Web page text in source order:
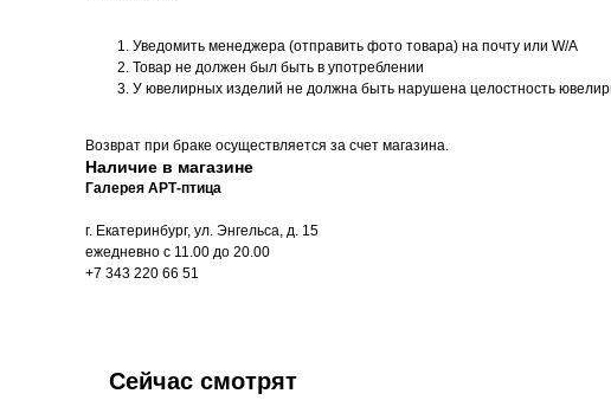
Уведомить менеджера (отправить фото товара) на почту или W/А
Товар не должен был быть в употреблении
У ювелирных изделий не должна быть нарушена целостность
Возврат при браке осуществляется за счет магазина.
Наличие в магазине
Галерея АРТ-птица
г. Екатеринбург, ул. Энгельса, д. 15
ежедневно с 11.00 до 20.00
+7 343 220 66 51
Сейчас смотрят